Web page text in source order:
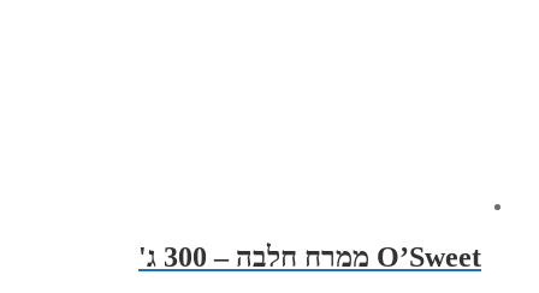
O’Sweet ממרח חלבה – 300 ג'